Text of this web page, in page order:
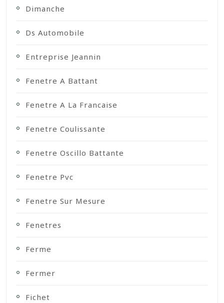
Dimanche
Ds Automobile
Entreprise Jeannin
Fenetre A Battant
Fenetre A La Francaise
Fenetre Coulissante
Fenetre Oscillo Battante
Fenetre Pvc
Fenetre Sur Mesure
Fenetres
Ferme
Fermer
Fichet